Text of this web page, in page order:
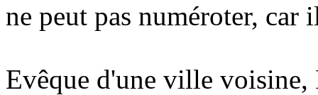
ne peut pas numéroter, car
Evêque d'une ville voisine,